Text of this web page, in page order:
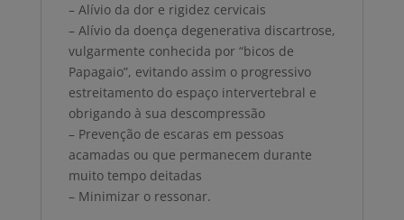
– Alívio da dor e rigidez cervicais
– Alívio da doença degenerativa discartrose,
vulgarmente conhecida por “bicos de
Papagaio”, evitando assim o progressivo
estreitamento do espaço intervertebral e
obrigando à sua descompressão
– Prevenção de escaras em pessoas
acamadas ou que permanecem durante
muito tempo deitadas
– Minimizar o ressonar.